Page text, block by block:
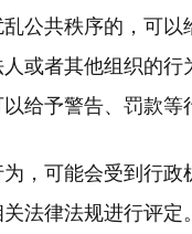
公共秩序的，可
或者其他组织的
给予警告、罚款等
，可能会受到行
法律法规进行评